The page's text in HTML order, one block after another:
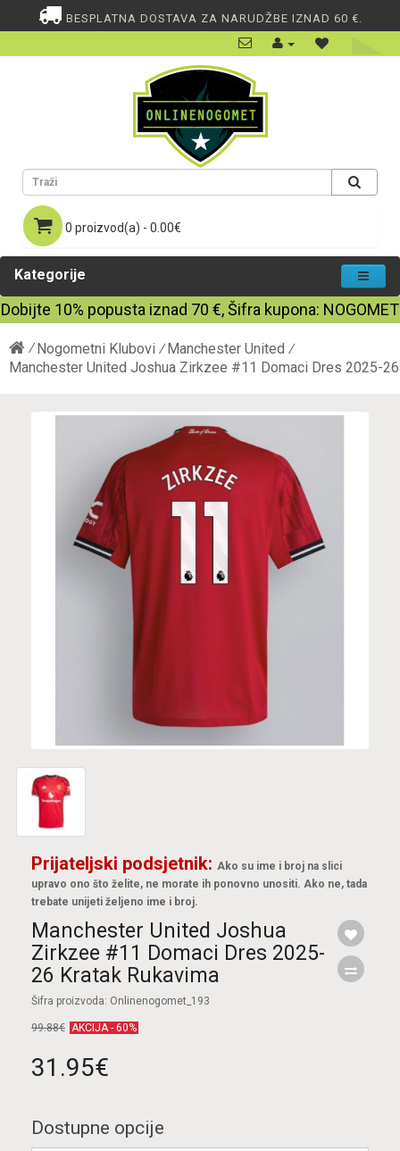
BESPLATNA DOSTAVA ZA NARUDŽBE IZNAD 60 €.
0 proizvod(a) - 0.00€
Kategorije
Dobijte 10% popusta iznad 70 €, Šifra kupona: NOGOMET
Nogometni Klubovi
Manchester United
Manchester United Joshua Zirkzee #11 Domaci Dres 2025-26
Prijateljski podsjetnik: Ako su ime i broj na slici
upravo ono što želite, ne morate ih ponovno unositi. Ako ne, tada
trebate unijeti željeno ime i broj.
Manchester United Joshua
Zirkzee #11 Domaci Dres 2025-
26 Kratak Rukavima
Šifra proizvoda: Onlinenogomet_193
99.88€ AKCIJA - 60%
31.95€
Dostupne opcije